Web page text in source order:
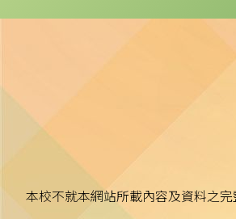
本校不就本網站所載內容及資料之